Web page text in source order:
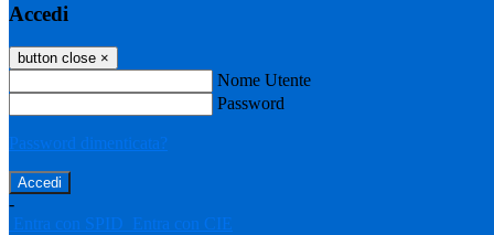
Accedi
button close ×
Nome Utente
Password
Password dimenticata?
-
Entra con SPID
Entra con CIE